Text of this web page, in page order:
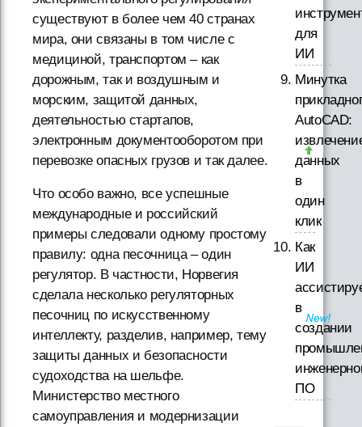
существуют в более чем 40 странах
мира, они связаны в том числе с
медициной, транспортом – как
дорожным, так и воздушным и
морским, защитой данных,
деятельностью стартапов,
электронным документооборотом при
перевозке опасных грузов и так далее.
Что особо важно, все успешные
международные и российский
примеры следовали одному простому
правилу: одна песочница – один
регулятор. В частности, Норвегия
сделала несколько регуляторных
песочниц по искусственному
интеллекту, разделив, например, тему
защиты данных и безопасности
судоходства на шельфе.
Министерство местного
самоуправления и модернизации
для
ИИ
Минутка
AutoCAD:
данных
в
один
клик
Как
ИИ
в
создании
ПО